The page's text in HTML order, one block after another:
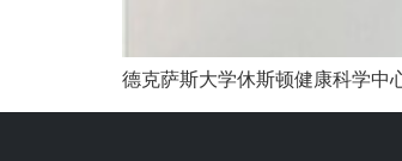
德克萨斯大学休斯顿健康科学中